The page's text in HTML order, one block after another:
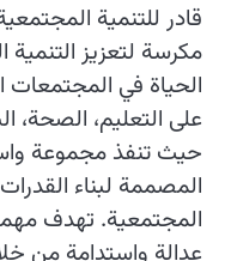
قادر للتنمية
مكرسة لتعزيز
الحياة في المجتمعات
على التعليم، الصحة،
حيث تنفذ مجموعة
المصممة لبناء
المجتمعية. تهدف